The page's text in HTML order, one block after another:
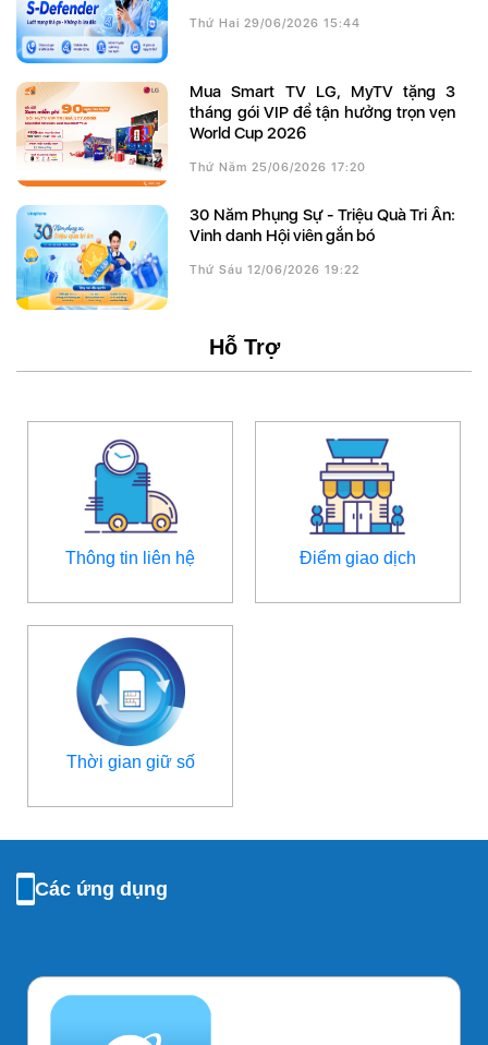
Thứ Hai 29/06/2026 15:44
Mua Smart TV LG, MyTV tặng 3
tháng gói VIP để tận hưởng trọn vẹn
World Cup 2026
Thứ Năm 25/06/2026 17:20
30 Năm Phụng Sự - Triệu Quà Tri Ân:
Vinh danh Hội viên gắn bó
Thứ Sáu 12/06/2026 19:22
Hỗ Trợ
Thông tin liên hệ Điểm giao dịch
Thời gian giữ số
Các ứng dụng